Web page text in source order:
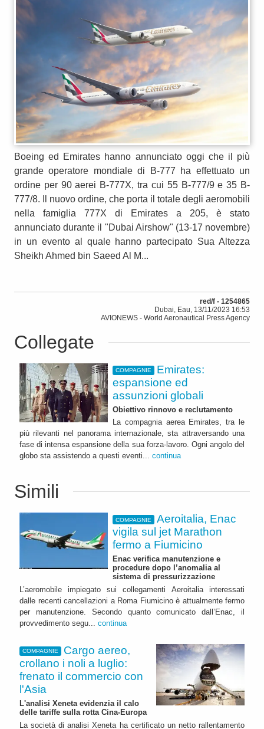
Boeing ed Emirates hanno annunciato oggi che il più
grande operatore mondiale di B-777 ha effettuato un
ordine per 90 aerei B-777X, tra cui 55 B-777/9 e 35 B-
777/8. Il nuovo ordine, che porta il totale degli aeromobili
nella famiglia 777X di Emirates a 205, è stato
annunciato durante il "Dubai Airshow" (13-17 novembre)
in un evento al quale hanno partecipato Sua Altezza
Sheikh Ahmed bin Saeed Al M...
red/f - 1254865
Dubai, Eau, 13/11/2023 16:53
AVIONEWS - World Aeronautical Press Agency
Collegate
COMPAGNIE
Emirates:
espansione ed
assunzioni globali
Obiettivo rinnovo e reclutamento
La compagnia aerea Emirates, tra le
più rilevanti nel panorama internazionale, sta attraversando una
fase di intensa espansione della sua forza-lavoro. Ogni angolo del
globo sta assistendo a questi eventi... continua
Simili
COMPAGNIE
Aeroitalia, Enac
vigila sul jet Marathon
fermo a Fiumicino
Enac verifica manutenzione e
procedure dopo l’anomalia al
sistema di pressurizzazione
L’aeromobile impiegato sui collegamenti Aeroitalia interessati
dalle recenti cancellazioni a Roma Fiumicino è attualmente fermo
per manutenzione. Secondo quanto comunicato dall’Enac, il
provvedimento segu... continua
COMPAGNIE
Cargo aereo,
crollano i noli a luglio:
frenato il commercio con
l'Asia
L'analisi Xeneta evidenzia il calo
delle tariffe sulla rotta Cina-Europa
La società di analisi Xeneta ha certificato un netto rallentamento